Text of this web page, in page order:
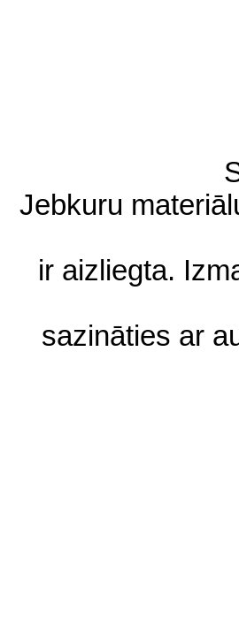
Jebkuru
ir aizliegta.
sazināties ar